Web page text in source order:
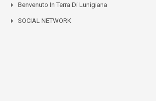
Benvenuto In Terra Di Lunigiana
SOCIAL NETWORK